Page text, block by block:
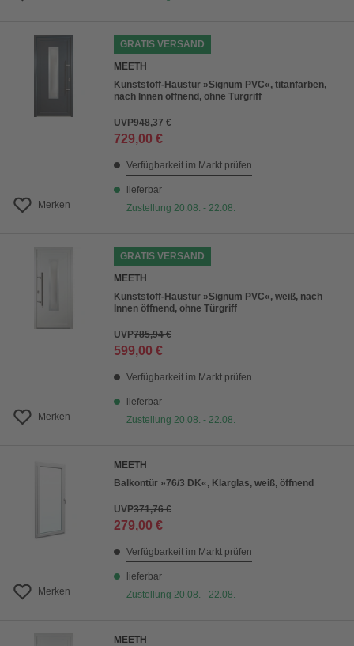
Merken
GRATIS VERSAND
MEETH
Kunststoff-Haustür »Signum PVC«, titanfarben,
nach Innen öffnend, ohne Türgriff
UVP948,37 €
729,00 €
Verfügbarkeit im Markt prüfen
lieferbar
Zustellung 20.08. - 22.08.
Merken
GRATIS VERSAND
MEETH
Kunststoff-Haustür »Signum PVC«, weiß, nach
Innen öffnend, ohne Türgriff
UVP785,94 €
599,00 €
Verfügbarkeit im Markt prüfen
lieferbar
Zustellung 20.08. - 22.08.
Merken
MEETH
Balkontür »76/3 DK«, Klarglas, weiß, öffnend
UVP371,76 €
279,00 €
Verfügbarkeit im Markt prüfen
lieferbar
Zustellung 20.08. - 22.08.
MEETH